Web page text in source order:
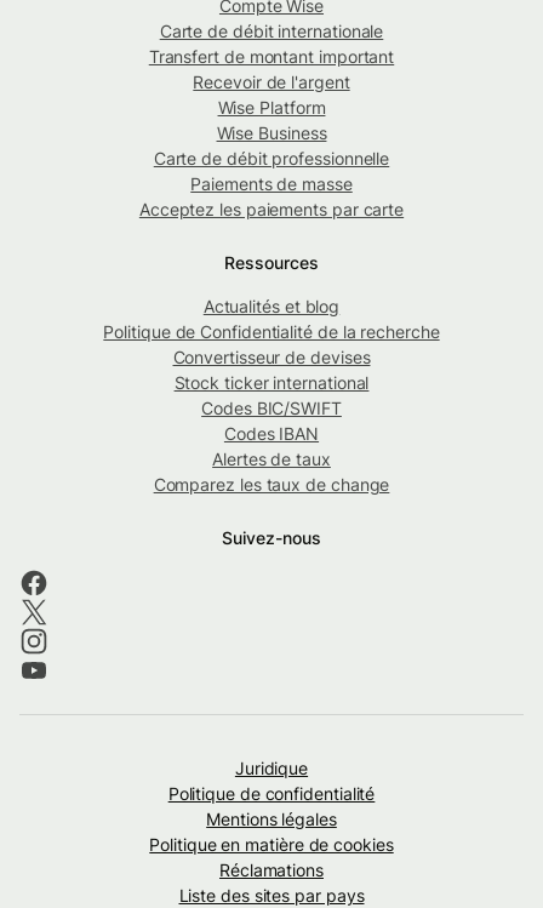
Compte Wise
Carte de débit internationale
Transfert de montant important
Recevoir de l'argent
Wise Platform
Wise Business
Carte de débit professionnelle
Paiements de masse
Acceptez les paiements par carte
Ressources
Actualités et blog
Politique de Confidentialité de la recherche
Convertisseur de devises
Stock ticker international
Codes BIC/SWIFT
Codes IBAN
Alertes de taux
Comparez les taux de change
Suivez-nous
Juridique
Politique de confidentialité
Mentions légales
Politique en matière de cookies
Réclamations
Liste des sites par pays